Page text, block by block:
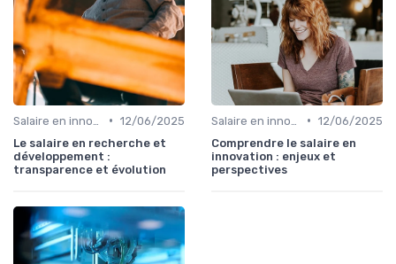
• 12/06/2025
Le salaire en recherche et
développement :
transparence et évolution
• 12/06/2025
Comprendre le salaire en
innovation : enjeux et
perspectives